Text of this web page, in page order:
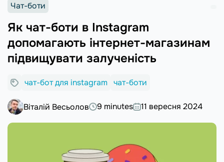
Чат-боти
Як чат-боти в Instagram
допомагають інтернет-магазинам
підвищувати залученість
чат-бот для instagram чат-боти
Віталій Весьолов 9 minutes 11 вересня 2024